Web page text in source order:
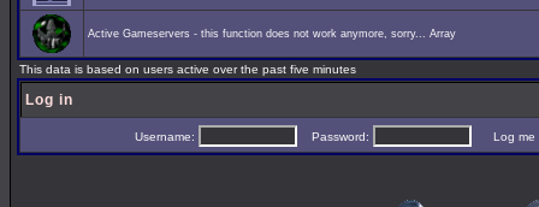
Active Gameservers - this function does not work anymore, sorry... Array
This data is based on users active over the past five minutes
Log in
Username: Password: Log me